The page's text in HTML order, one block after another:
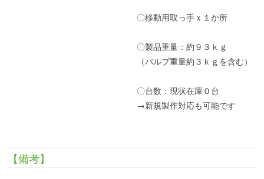
〇移動用取っ手ｘ１か所
〇製品重量：約９３ｋｇ
（バルブ重量約３ｋｇを含む）
〇台数：現状在庫０台
→新規製作対応も可能です
【備考】